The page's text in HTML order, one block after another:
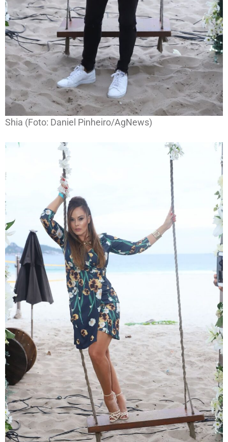
Shia (Foto: Daniel Pinheiro/AgNews)